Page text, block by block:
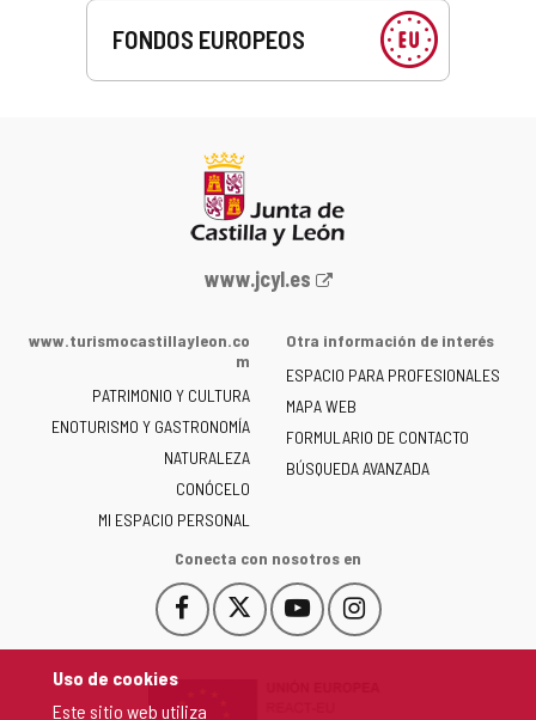
Uso de cookies
Este sitio web utiliza
FONDOS EUROPEOS
Portal
la
de
Castilla
y
León
-
www.jcyl.es
www.turismocastillayleon.co
m
PATRIMONIO Y CULTURA
ENOTURISMO Y GASTRONOMÍA
NATURALEZA
CONÓCELO
MI ESPACIO PERSONAL
Otra información de interés
ESPACIO PARA PROFESIONALES
MAPA WEB
FORMULARIO DE CONTACTO
BÚSQUEDA AVANZADA
Conecta con nosotros en
Facebook
Este
enlace
en
Este
enlace
YouTube
Este
enlace
Instagram
Este
enlace